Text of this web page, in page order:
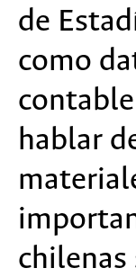
de
como
hablar